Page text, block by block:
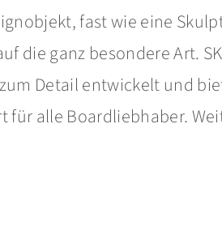
fast wie eine
die ganz besondere Art.
Detail entwickelt und
für alle Boardliebhaber.